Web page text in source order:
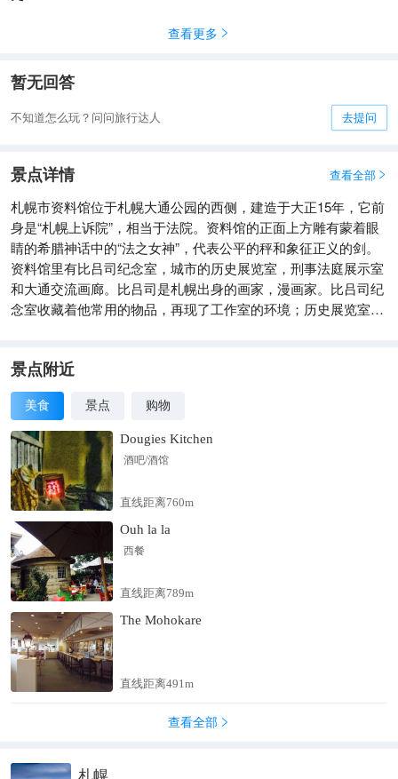
查看更多 
暂无回答
不知道怎么玩？问问旅行达人 去提问
景点详情 查看全部 
札幌市资料馆位于札幌大通公园的西侧，建造于大正15年，它前
身是“札幌上诉院”，相当于法院。资料馆的正面上方雕有蒙着眼
睛的希腊神话中的“法之女神”，代表公平的秤和象征正义的剑。
资料馆里有比吕司纪念室，城市的历史展览室，刑事法庭展示室
和大通交流画廊。比吕司是札幌出身的画家，漫画家。比吕司纪
念室收藏着他常用的物品，再现了工作室的环境；历史展览室通
景点附近
美食 景点 购物
Dougies Kitchen
酒吧/酒馆
直线距离760m
Ouh la la
西餐
直线距离789m
The Mohokare
直线距离491m
查看全部 